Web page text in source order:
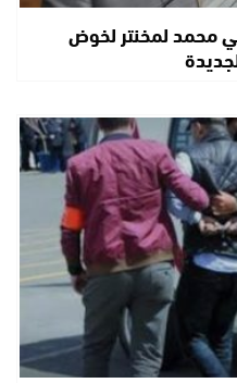
محمد لمخنتر لخوض